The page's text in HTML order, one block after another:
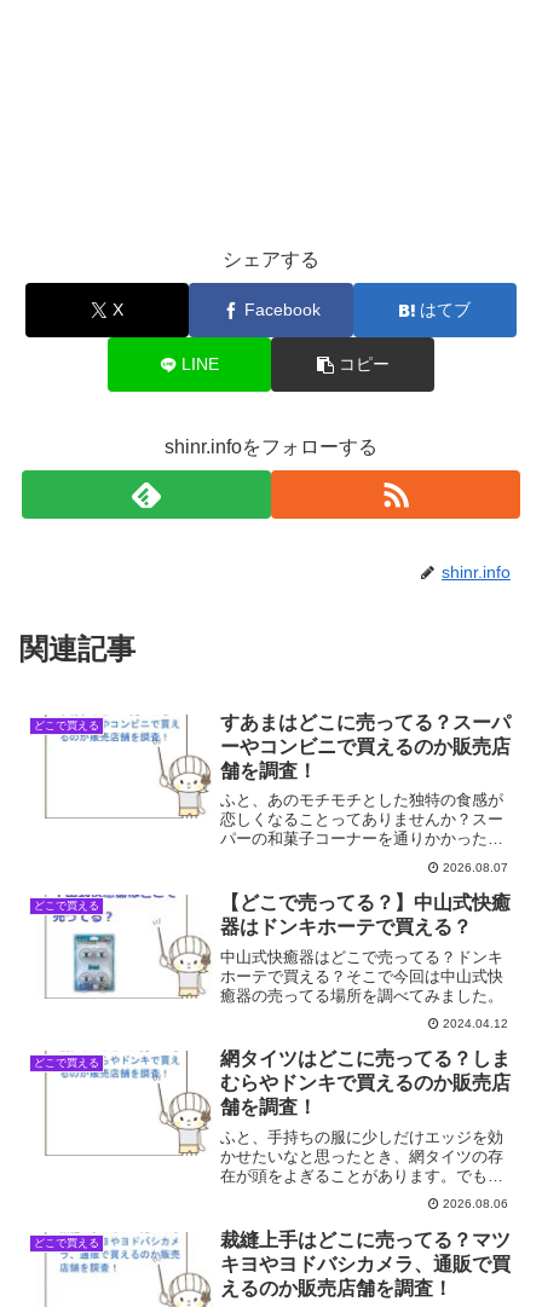
シェアする
X Facebook はてブ
LINE コピー
shinr.infoをフォローする
shinr.info
関連記事
どこで買える
すあまはどこに売ってる？スーパ
ーやコンビニで買えるのか販売店
舗を調査！
ふと、あのモチモチとした独特の食感が
恋しくなることってありませんか？スー
パーの和菓子コーナーを通りかかったと
き、紅白の美しい彩りを見つけると、つ
い手に取りたくなってしまいます。子供
の頃から親しんだ味ですが、いざ「今す
ぐ食べたい！」と思っても...
2026.08.07
どこで買える
【どこで売ってる？】中山式快癒
器はドンキホーテで買える？
中山式快癒器はどこで売ってる？ドンキ
ホーテで買える？そこで今回は中山式快
癒器の売ってる場所を調べてみました。
2024.04.12
どこで買える
網タイツはどこに売ってる？しま
むらやドンキで買えるのか販売店
舗を調査！
ふと、手持ちの服に少しだけエッジを効
かせたいなと思ったとき、網タイツの存
在が頭をよぎることがあります。でも、
いざ買おうとすると、普段の買い物でど
こに陳列されているのか意外と盲点だっ
たりしますよね。「あそこならありそ
う」と思ってお店に行っても...
2026.08.06
どこで買える
裁縫上手はどこに売ってる？マツ
キヨやヨドバシカメラ、通販で買
えるのか販売店舗を調査！